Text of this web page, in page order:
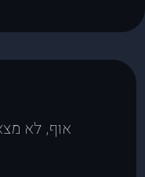
אוף, לא